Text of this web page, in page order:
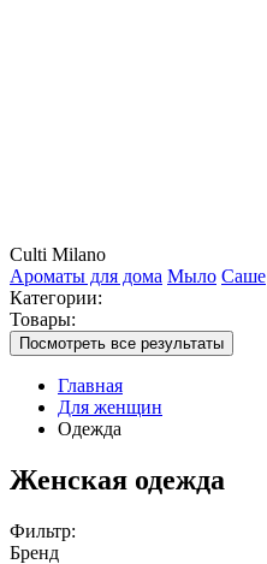
Culti Milano
Ароматы для дома Мыло Саше
Категории:
Товары:
Посмотреть все результаты
Главная
Для женщин
Одежда
Женская одежда
Фильтр:
Бренд